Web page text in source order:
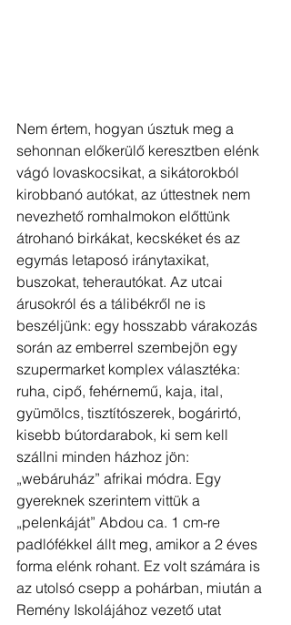
Nem értem, hogyan úsztuk meg a
sehonnan előkerülő keresztben elénk
vágó lovaskocsikat, a sikátorokból
kirobbanó autókat, az úttestnek nem
nevezhető romhalmokon előttünk
átrohanó birkákat, kecskéket és az
egymás letaposó iránytaxikat,
buszokat, teherautókat. Az utcai
árusokról és a tálibékről ne is
beszéljünk: egy hosszabb várakozás
során az emberrel szembejön egy
szupermarket komplex választéka:
ruha, cipő, fehérnemű, kaja, ital,
gyümölcs, tisztítószerek, bogárirtó,
kisebb bútordarabok, ki sem kell
szállni minden házhoz jön:
„webáruház” afrikai módra. Egy
gyereknek szerintem vittük a
„pelenkáját” Abdou ca. 1 cm-re
padlófékkel állt meg, amikor a 2 éves
forma elénk rohant. Ez volt számára is
az utolsó csepp a pohárban, miután a
Remény Iskolájához vezető utat